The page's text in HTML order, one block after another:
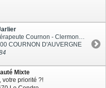
Psychologue et psychothérapeute Cournon - Clermont-Ferrand
COURNON D'AUVERGNE
Mixte
votre priorité ?!